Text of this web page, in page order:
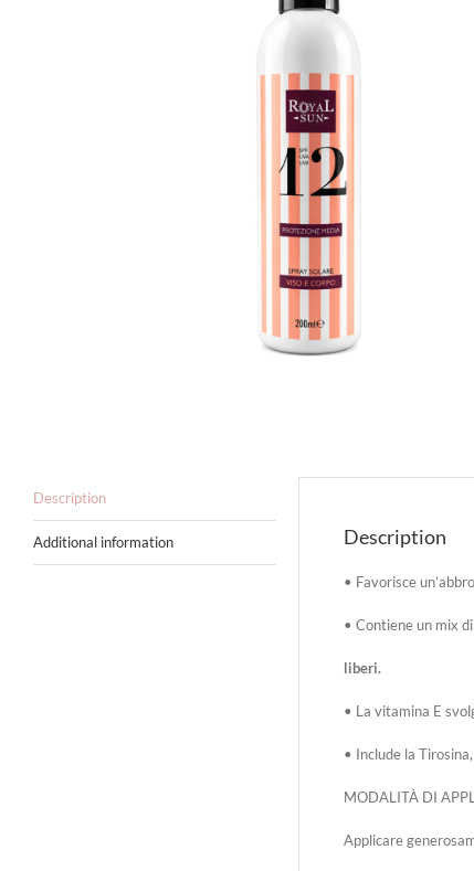
Description
Additional information Description
• Favorisce
• Contiene un mix
liberi.
• La vitamina E
• Include la Tirosina,
MODALITÀ DI
Applicare